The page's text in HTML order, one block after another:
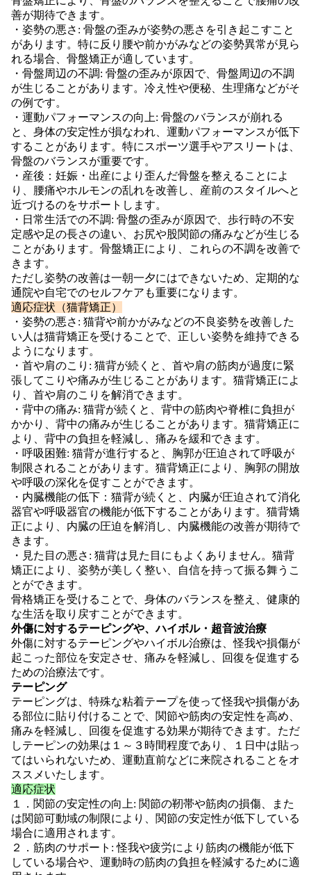
善が期待できます。
・姿勢の悪さ: 骨盤の歪みが姿勢の悪さを引き起こすこと
があります。特に反り腰や前かがみなどの姿勢異常が見ら
れる場合、骨盤矯正が適しています。
・骨盤周辺の不調: 骨盤の歪みが原因で、骨盤周辺の不調
が生じることがあります。冷え性や便秘、生理痛などがそ
の例です。
・運動パフォーマンスの向上: 骨盤のバランスが崩れる
と、身体の安定性が損なわれ、運動パフォーマンスが低下
することがあります。特にスポーツ選手やアスリートは、
骨盤のバランスが重要です。
・産後：妊娠・出産により歪んだ骨盤を整えることによ
り、腰痛やホルモンの乱れを改善し、産前のスタイルへと
近づけるのをサポートします。
・日常生活での不調: 骨盤の歪みが原因で、歩行時の不安
定感や足の長さの違い、お尻や股関節の痛みなどが生じる
ことがあります。骨盤矯正により、これらの不調を改善で
きます。
ただし姿勢の改善は一朝一夕にはできないため、定期的な
通院や自宅でのセルフケアも重要になります。
適応症状（猫背矯正）
・姿勢の悪さ: 猫背や前かがみなどの不良姿勢を改善した
い人は猫背矯正を受けることで、正しい姿勢を維持できる
ようになります。
・首や肩のこり: 猫背が続くと、首や肩の筋肉が過度に緊
張してこりや痛みが生じることがあります。猫背矯正によ
り、首や肩のこりを解消できます。
・背中の痛み: 猫背が続くと、背中の筋肉や脊椎に負担が
かかり、背中の痛みが生じることがあります。猫背矯正に
より、背中の負担を軽減し、痛みを緩和できます。
・呼吸困難: 猫背が進行すると、胸郭が圧迫されて呼吸が
制限されることがあります。猫背矯正により、胸郭の開放
や呼吸の深化を促すことができます。
・内臓機能の低下：猫背が続くと、内臓が圧迫されて消化
器官や呼吸器官の機能が低下することがあります。猫背矯
正により、内臓の圧迫を解消し、内臓機能の改善が期待で
きます。
・見た目の悪さ: 猫背は見た目にもよくありません。猫背
矯正により、姿勢が美しく整い、自信を持って振る舞うこ
とができます。
骨格矯正を受けることで、身体のバランスを整え、健康的
な生活を取り戻すことができます。
外傷に対するテーピングや、ハイボル・超音波治療
外傷に対するテーピングやハイボル治療は、怪我や損傷が
起こった部位を安定させ、痛みを軽減し、回復を促進する
ための治療法です。
テーピング
テーピングは、特殊な粘着テープを使って怪我や損傷があ
る部位に貼り付けることで、関節や筋肉の安定性を高め、
痛みを軽減し、回復を促進する効果が期待できます。ただ
しテーピンの効果は１～３時間程度であり、１日中は貼っ
てはいられないため、運動直前などに来院されることをオ
ススメいたします。
適応症状
１．関節の安定性の向上: 関節の靭帯や筋肉の損傷、また
は関節可動域の制限により、関節の安定性が低下している
場合に適用されます。
２．筋肉のサポート: 怪我や疲労により筋肉の機能が低下
している場合や、運動時の筋肉の負担を軽減するために適